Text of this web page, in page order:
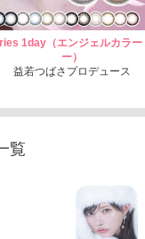
1day（エンジェルカラー
ー）
益若つばさプロデュース
覧